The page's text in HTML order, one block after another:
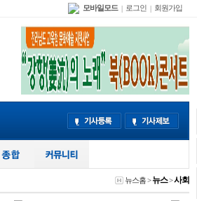
모바일모드 로그인 회원가입
뉴스홈>뉴스>사회